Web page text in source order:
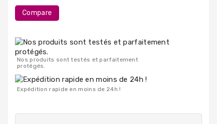
Compare
Nos produits sont testés et parfaitement
protégés.
Expédition rapide en moins de 24h !